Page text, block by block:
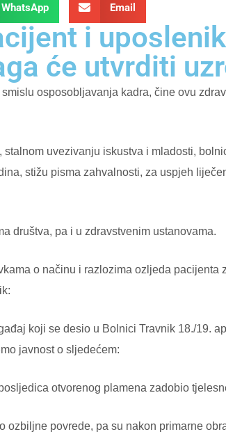
WhatsApp Email
i
će utvrditi
osposobljavanja kadra, čine ovu
uvezivanju iskustva i mladosti,
stižu pisma zahvalnosti, za uspjeh
društva, pa i u zdravstvenim ustanovama.
o načinu i razlozima ozljeda pacijenta
koji se desio u Bolnici Travnik 18./19.
javnost o sljedećem:
otvorenog plamena zadobio
povrede, pa su nakon primarne